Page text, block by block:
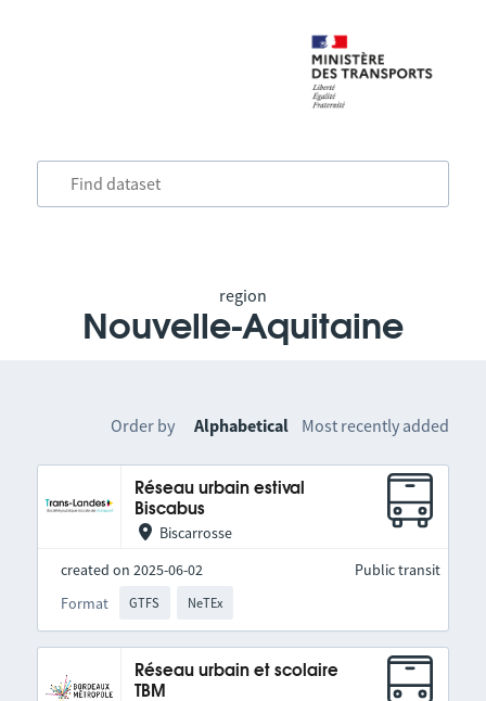
region
Nouvelle-Aquitaine
Order by Alphabetical Most recently added
Réseau urbain estival
Biscabus
Biscarrosse
created on 2025-06-02
Format
GTFS NeTEx
Public transit
Réseau urbain et scolaire
TBM